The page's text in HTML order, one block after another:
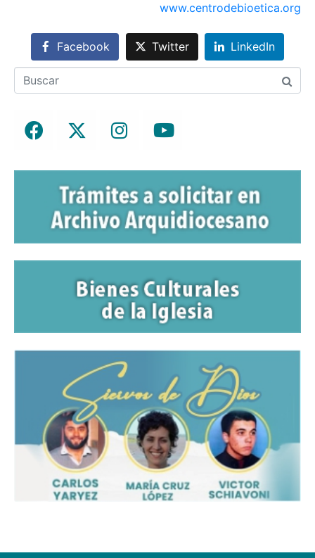
www.centrodebioetica.org
Facebook Twitter LinkedIn